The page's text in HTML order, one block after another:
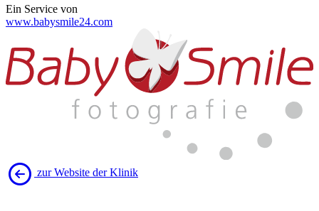
Ein Service von
www.babysmile24.com
zur Website der Klinik